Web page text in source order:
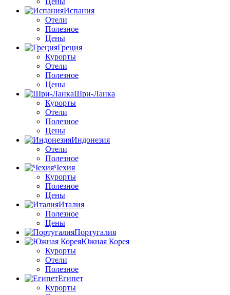
Испания
Отели
Полезное
Цены
Греция
Курорты
Отели
Полезное
Цены
Шри-Ланка
Курорты
Отели
Полезное
Цены
Индонезия
Отели
Полезное
Чехия
Курорты
Полезное
Цены
Италия
Полезное
Цены
Португалия
Южная Корея
Курорты
Отели
Полезное
Египет
Курорты